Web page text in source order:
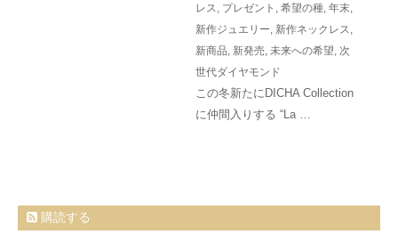
レス, プレゼント , 希望の種, 年末,
新作ジュエリー, 新作ネックレス,
新商品, 新発売, 未来への希望, 次
世代ダイヤモンド
この冬新たにDICHA Collection
に仲間入りする “La …
購読する